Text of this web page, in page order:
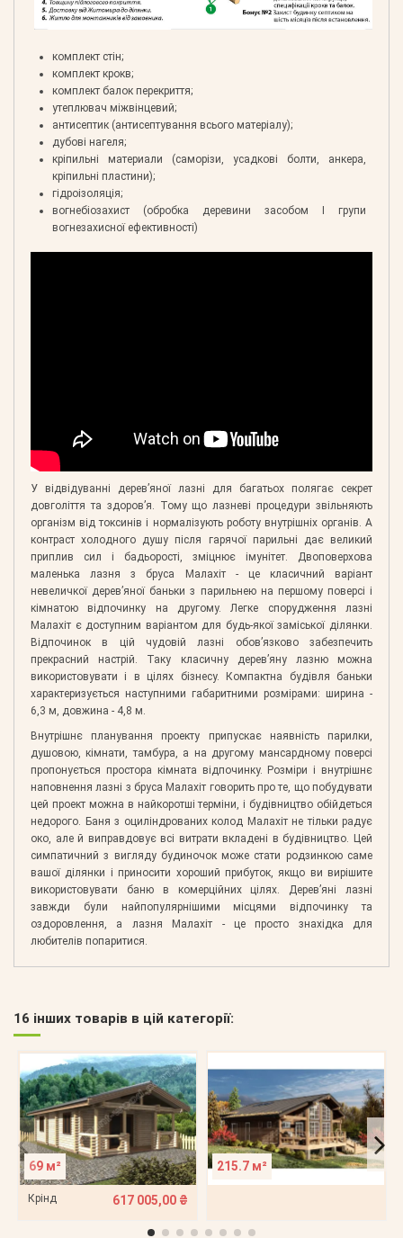
комплект стін;
комплект крокв;
комплект балок перекриття;
утеплювач міжвінцевий;
антисептик (антисептування всього матеріалу);
дубові нагеля;
кріпильні материали (саморізи, усадкові болти, анкера,
кріпильні пластини);
гідроізоляція;
вогнебіозахист (обробка деревини засобом І групи
вогнезахисної ефективності)
У відвідуванні дерев’яної лазні для багатьох полягає секрет
довголіття та здоров’я. Тому що лазневі процедури звільняють
організм від токсинів і нормалізують роботу внутрішніх органів. А
контраст холодного душу після гарячої парильні дає великий
приплив сил і бадьорості, зміцнює імунітет. Двоповерхова
маленька лазня з бруса Малахіт - це класичний варіант
невеличкої дерев’яної баньки з парильнею на першому поверсі і
кімнатою відпочинку на другому. Легке спорудження лазні
Малахіт є доступним варіантом для будь-якої заміської ділянки.
Відпочинок в цій чудовій лазні обов’язково забезпечить
прекрасний настрій. Таку класичну дерев’яну лазню можна
використовувати і в цілях бізнесу. Компактна будівля баньки
характеризується наступними габаритними розмірами: ширина -
6,3 м, довжина - 4,8 м.
Внутрішнє планування проекту припускає наявність парилки,
душовою, кімнати, тамбура, а на другому мансардному поверсі
пропонується простора кімната відпочинку. Розміри і внутрішнє
наповнення лазні з бруса Малахіт говорить про те, що побудувати
цей проект можна в найкоротші терміни, і будівництво обійдеться
недорого. Баня з оциліндрованих колод Малахіт не тільки радує
око, але й виправдовує всі витрати вкладені в будівництво. Цей
симпатичний з вигляду будиночок може стати родзинкою саме
вашої ділянки і приносити хороший прибуток, якщо ви вирішите
використовувати баню в комерційних цілях. Дерев’яні лазні
завжди були найпопулярнішими місцями відпочинку та
оздоровлення, а лазня Малахіт - це просто знахідка для
любителів попаритися.
16 інших товарів в цій категорії:
69 м²
Крінд 617 005,00 ₴
215.7 м²